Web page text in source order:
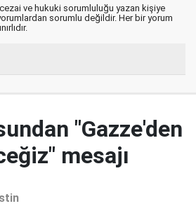
cezai ve hukuki sorumluluğu yazan kişiye
sorumlu değildir. Her bir yorum
"Gazze'den
mesajı